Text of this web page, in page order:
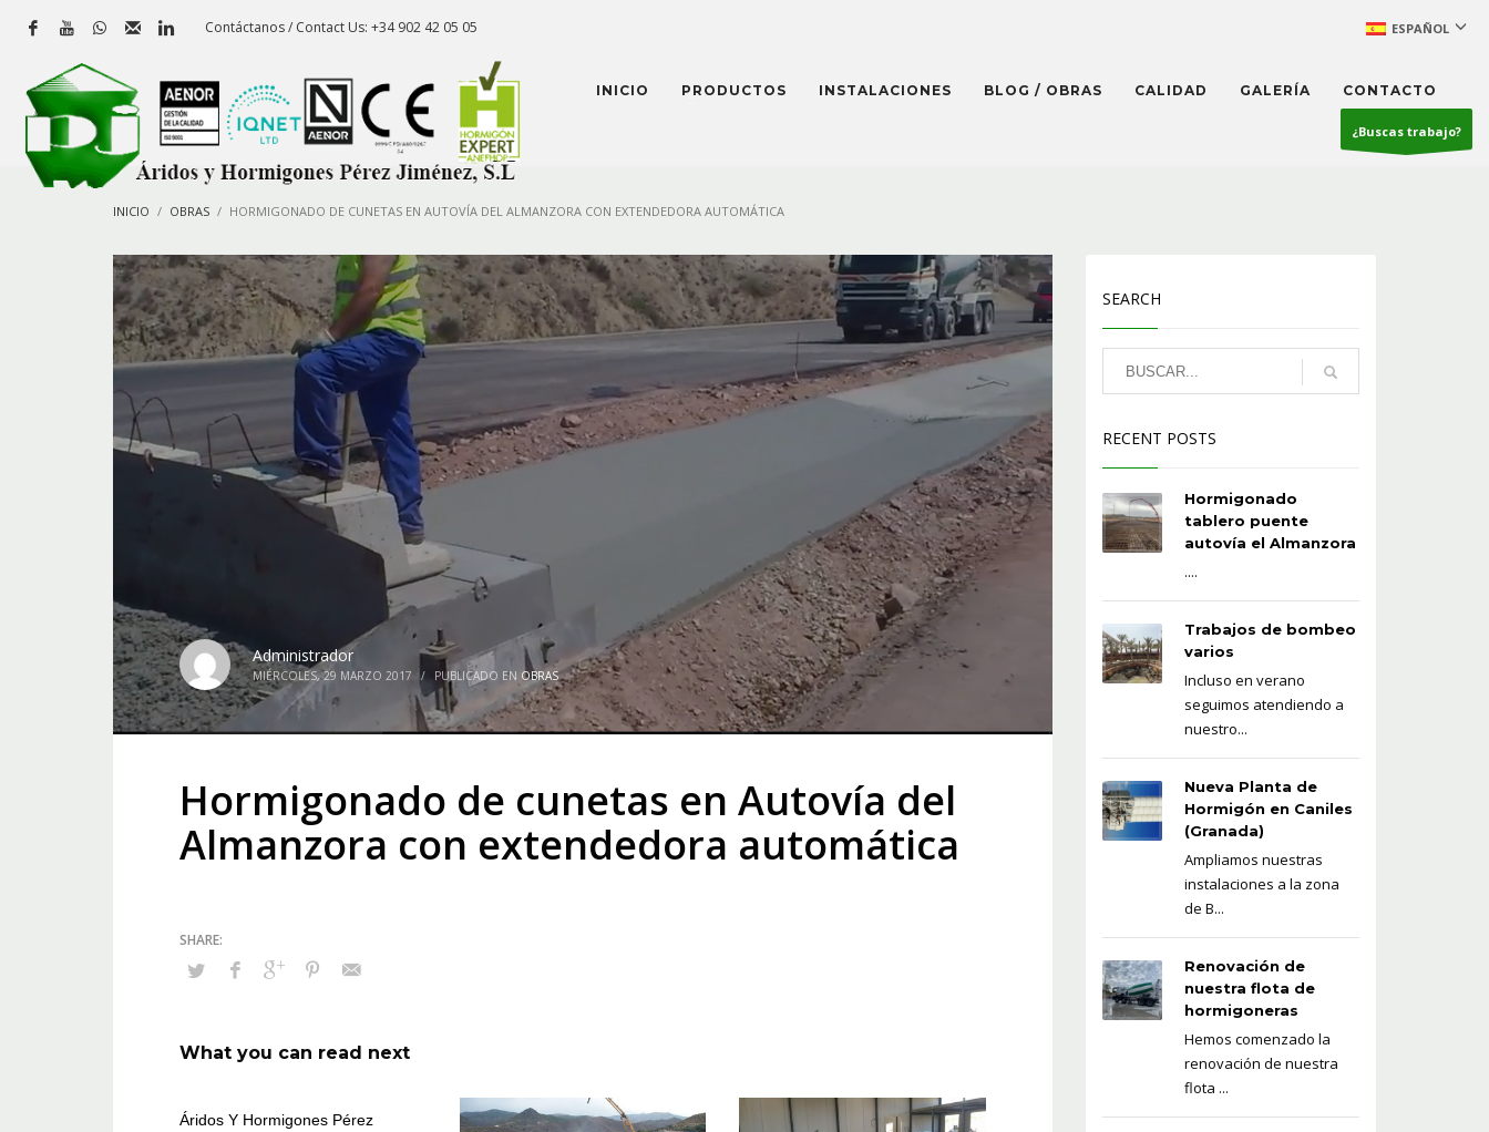
Contáctanos / Contact Us: +34 902 42 05 05 ESPAÑOL
INICIO PRODUCTOS INSTALACIONES BLOG / OBRAS CALIDAD GALERÍA CONTACTO
¿Buscas trabajo?
INICIO OBRAS HORMIGONADO DE CUNETAS EN AUTOVÍA DEL ALMANZORA CON EXTENDEDORA AUTOMÁTICA
Administrador
MIÉRCOLES, 29 MARZO 2017 / PUBLICADO EN OBRAS
Hormigonado de cunetas en Autovía del
Almanzora con extendedora automática
What you can read next
Áridos Y Hormigones Pérez
SEARCH
RECENT POSTS
Hormigonado
tablero puente
autovía el Almanzora
....
Trabajos de bombeo
varios
Incluso en verano
seguimos atendiendo a
nuestro...
Nueva Planta de
Hormigón en Caniles
(Granada)
Ampliamos nuestras
instalaciones a la zona
de B...
Renovación de
nuestra flota de
hormigoneras
Hemos comenzado la
renovación de nuestra
flota ...